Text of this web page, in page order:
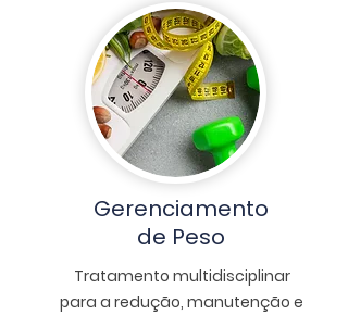
Gerenciamento
de Peso
Tratamento multidisciplinar
para a redução, manutenção e